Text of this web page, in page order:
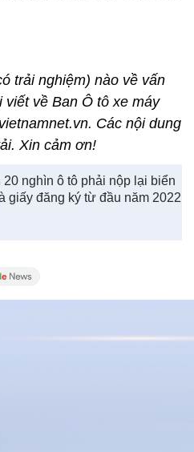
trải nghiệm) nào về vấn
viết về Ban Ô tô xe máy
Các nội dung
Xin cảm ơn!
20 nghìn ô tô phải nộp lại biển
giấy đăng ký từ đầu năm 2022